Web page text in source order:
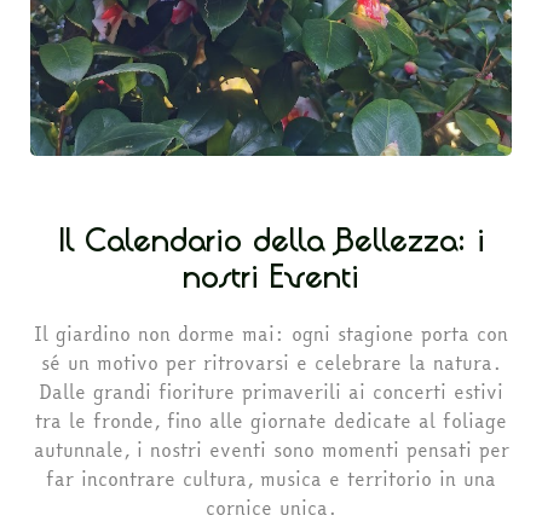
Il Calendario della Bellezza: i
nostri Eventi
Il giardino non dorme mai: ogni stagione porta con
sé un motivo per ritrovarsi e celebrare la natura.
Dalle grandi fioriture primaverili ai concerti estivi
tra le fronde, fino alle giornate dedicate al foliage
autunnale, i nostri eventi sono momenti pensati per
far incontrare cultura, musica e territorio in una
cornice unica.